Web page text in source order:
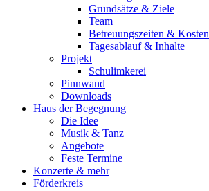
Grundsätze & Ziele
Team
Betreuungszeiten & Kosten
Tagesablauf & Inhalte
Projekt
Schulimkerei
Pinnwand
Downloads
Haus der Begegnung
Die Idee
Musik & Tanz
Angebote
Feste Termine
Konzerte & mehr
Förderkreis